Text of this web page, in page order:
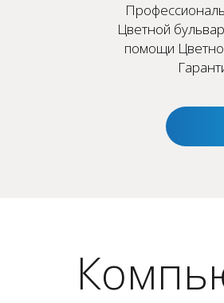
Цветной
помощи